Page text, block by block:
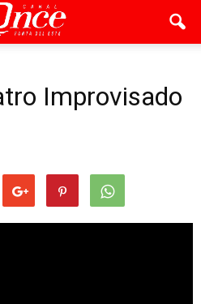
Improvisado